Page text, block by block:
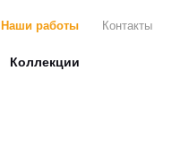
Наши работы Контакты
Коллекции